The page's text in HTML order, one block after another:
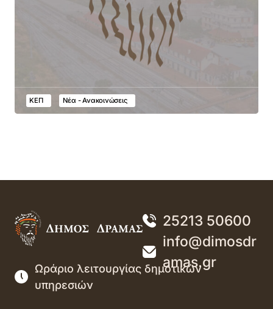
ΚΕΠ Νέα - Ανακοινώσεις
25213 50600
info@dimosdr
amas.gr
Ωράριο λειτουργίας δημοτικών
υπηρεσιών